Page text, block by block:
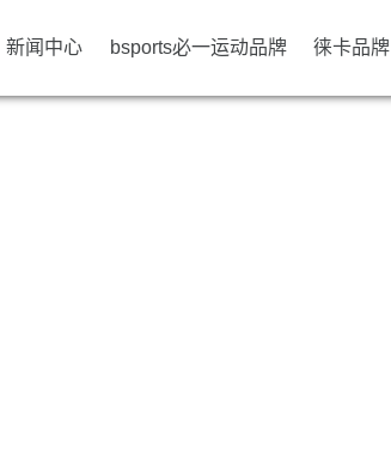
新闻中心 bsports必一运动品牌 徕卡品牌